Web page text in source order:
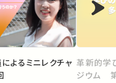
よるミニレクチャ 革新的学
ジウム